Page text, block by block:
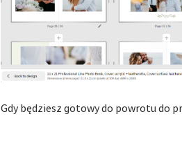
Gdy będziesz gotowy do powrotu do